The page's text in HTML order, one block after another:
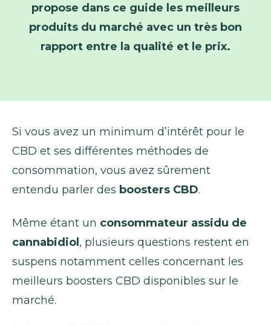
propose dans ce guide les meilleurs
produits du marché avec un très bon
rapport entre la qualité et le prix.
Si vous avez un minimum d’intérêt pour le
CBD et ses différentes méthodes de
consommation, vous avez sûrement
entendu parler des boosters CBD.
Même étant un consommateur assidu de
cannabidiol, plusieurs questions restent en
suspens notamment celles concernant les
meilleurs boosters CBD disponibles sur le
marché.